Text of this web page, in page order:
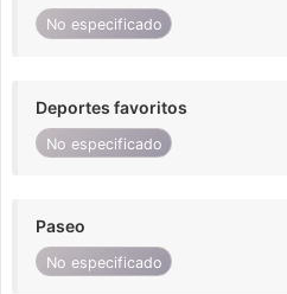
No especificado
Deportes favoritos
No especificado
Paseo
No especificado